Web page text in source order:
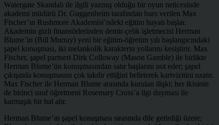
Watergate Skandalı ile ilgili yazmış olduğu bir oyun neticesinde
akademi müdürü Dr. Guggenheim tarafından burs verilen Max
Fischer’ın Rushmore Akademisi’ndeki eğitim hayatı başlar.
Akademin gizli finansörlerinden demir-çelik işletmecisi Herman
Blume’in (Bill Murray) yeni bir eğitim-öğretim yılı başlangıcındaki
şapel konuşması, iki melankolik karakterin yollarını kesiştirir. Max
Fischer, şapel partneri Dirk Colloway (Mason Gamble) ile birlikte
Herman Blume’ün konuşmasından satır başlarını not eder; şapel
çıkışında konuşmasını çok takdir ettiğini belirterek kartvizitini uzatır.
Max Fischer ile Herman Blume arasında kurulan ilişki; her ikisinin
de birinci sınıf öğretmeni Rosemary Cross’a ilgi duyması ile
karmaşık bir hal alır.
Herman Blume’ın şapel konuşması sırasında dile getirdiği üzere;